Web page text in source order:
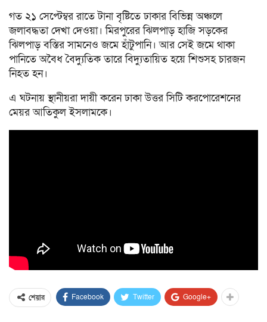
গত ২১ সেপ্টেম্বর রাতে টানা বৃষ্টিতে ঢাকার বিভিন্ন অঞ্চলে
জলাবদ্ধতা দেখা দেওয়া। মিরপুরের ঝিলপাড় হাজি সড়কের
ঝিলপাড় বস্তির সামনেও জমে হাঁটুপানি। আর সেই জমে থাকা
পানিতে অবৈধ বৈদ্যুতিক তারে বিদ্যুতায়িত হয়ে শিশুসহ চারজন
নিহত হন।
এ ঘটনায় স্থানীয়রা দায়ী করেন ঢাকা উত্তর সিটি করপোরেশনের
মেয়র আতিকুল ইসলামকে।
শেয়ার Facebook Twitter Google+